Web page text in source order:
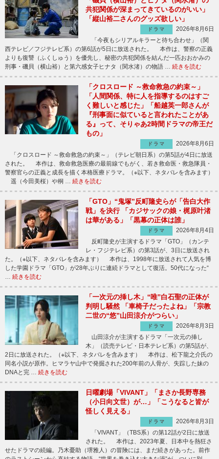
共犯関係が深まってきているのがいい」
「縦山裕二さんのグッズ欲しい」
ドラマ
2026年8月6日
「今夜もシリアルキラーと待ち合わせ」（関
西テレビ／フジテレビ系）の第6話が5日に放送された。 本作は、警察の正義
よりも復讐（ふくしゅう）を優先し、秘密の共犯関係を結んだ一匹おおかみの
刑事・磯貝（横山裕）と第六感女子ヒナタ（関水渚）の物語 … 続きを読む
「クロスロード ～救命救急の約束～」
「人間関係、特に人を指導するのはすご
く難しいと感じた」「船越英一郎さんが
『刑事面に似ていると言われたことがあ
る』って、そりゃあ2時間ドラマの帝王だ
もの」
ドラマ
2026年8月6日
「クロスロード ～救命救急の約束～」（テレビ朝日系）の第5話が4日に放送
された。 本作は、救命救急医療の最前線でもがく、若き救命医・救急隊員・
警察官らの正義と成長を描く本格医療ドラマ。（※以下、ネタバレを含みます）
遥（今田美桜）や桐 … 続きを読む
「GTO」“鬼塚”反町隆史らが「告白大作
戦」を決行 「カジサックの娘・梶原叶渚
は華がある」「黒幕の正体は誰」
ドラマ
2026年8月4日
反町隆史が主演するドラマ「GTO」（カンテ
レ・フジテレビ系）の第3話が、3日に放送され
た。（※以下、ネタバレを含みます） 本作は、1998年に放送されて人気を博
した学園ドラマ「GTO」が28年ぶりに連続ドラマとして復活。50代になった“
… 続きを読む
「一次元の挿し木」“唯”白石聖の正体が
判明し騒然 「車椅子だったよね」「宗教
二世の“悠”山田涼介がつらい」
ドラマ
2026年8月3日
山田涼介が主演するドラマ「一次元の挿し
木」（読売テレビ・日本テレビ系）の第5話が、
2日に放送された。（※以下、ネタバレを含みます） 本作は、松下龍之介氏の
同名小説が原作。ヒマラヤ山中で発掘された200年前の人骨が、失踪した妹の
DNAと完 … 続きを読む
日曜劇場「VIVANT」「まさか長野専務
（小日向文世）が…」「こうなると皆が
怪しく見える」
ドラマ
2026年8月3日
「VIVANT」（TBS系）の第12話が2日に放送
された。 本作は、2023年夏、日本中を熱狂さ
せたドラマの続編。乃木憂助（堺雅人）の冒険には、まだ続きがあった。前作